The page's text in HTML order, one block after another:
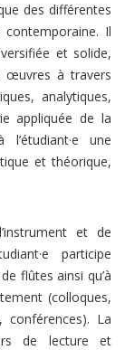
des différentes
Il
et solide,
œuvres à travers
analytiques,
appliquée de la
une
et théorique,
et de
participe
flûtes ainsi qu’à
(colloques,
conférences). La
de lecture et